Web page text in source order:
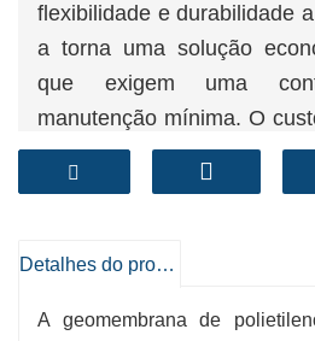
flexibilidade e durabilidade
a torna uma solução
que exigem uma
manutenção mínima. O
de PEAD varia de
textura, área e
personalizadas para
- Preços competitivos: O
Detalhes do produto
A geomembrana de